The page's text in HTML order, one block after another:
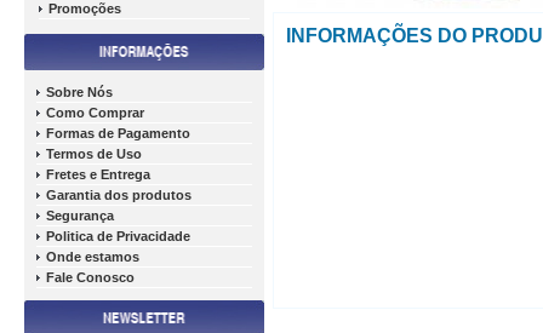
Promoções
Sobre Nós
Como Comprar
Formas de Pagamento
Termos de Uso
Fretes e Entrega
Garantia dos produtos
Segurança
Politica de Privacidade
Onde estamos
Fale Conosco
INFORMAÇÕES DO